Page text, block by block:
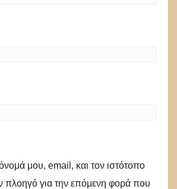
μου, email, και τον ιστότοπο
πλοηγό για την επόμενη φορά που